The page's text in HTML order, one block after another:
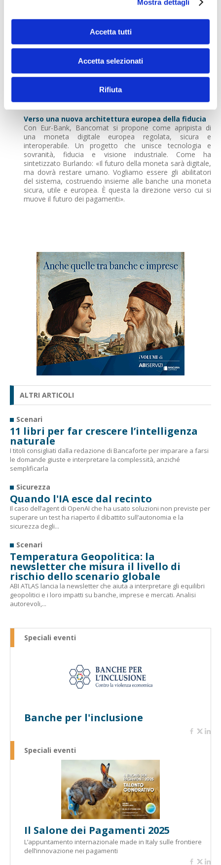
Mostra dettagli
Accetta tutti
Accetta selezionati
Rifiuta
Bancomat Club e l'esperienza utente europea
All'interno di questo ecosistema si colloca anche
Bancomat Club, il programma di fidelizzazione lanciato al
Salone dei Pagamenti. Chi paga tramite la piattaforma
personalizzati, legati a partnership nei settori sport, cultura
e musica. È un'iniziativa ancora rara in Europa - presente
pagamento in un'esperienza di relazione tra banche,
esercenti e cittadini.
Verso una nuova architettura europea della fiducia
Con Eur-Bank, Bancomat si propone come apripista di
una moneta digitale europea regolata, sicura e
interoperabile. Un progetto che unisce tecnologia e
sovranità, fiducia e visione industriale. Come ha
sintetizzato Burlando: «Il futuro della moneta sarà digitale,
ma dovrà restare umano. Vogliamo essere gli abilitatori
del sistema, costruendo insieme alle banche una moneta
sicura, utile e europea. È questa la direzione verso cui si
muove il futuro dei pagamenti».
ALTRI ARTICOLI
Scenari
11 libri per far crescere l’intelligenza
naturale
I titoli consigliati dalla redazione di Bancaforte per imparare a farsi
le domande giuste e interpretare la complessità, anziché
semplificarla
Sicurezza
Quando l'IA esce dal recinto
Il caso dell’agent di OpenAI che ha usato soluzioni non previste per
superare un test ha riaperto il dibattito sull’autonomia e la
sicurezza degli...
Scenari
Temperatura Geopolitica: la
newsletter che misura il livello di
rischio dello scenario globale
ABI ATLAS lancia la newsletter che aiuta a interpretare gli equilibri
geopolitici e i loro impatti su banche, imprese e mercati. Analisi
autorevoli,...
Speciali eventi
Banche per l'inclusione
Speciali eventi
Il Salone dei Pagamenti 2025
L’appuntamento internazionale made in Italy sulle frontiere
dell’innovazione nei pagamenti